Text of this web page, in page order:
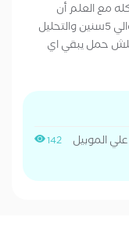
مع العلم أن
جوزي كان بياخد علاج كيماوي بس من حوالي 5سنين والتحليل
وماحصلش حمل يبقي اي
142
الموبيل